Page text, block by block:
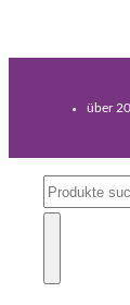
über
Suche